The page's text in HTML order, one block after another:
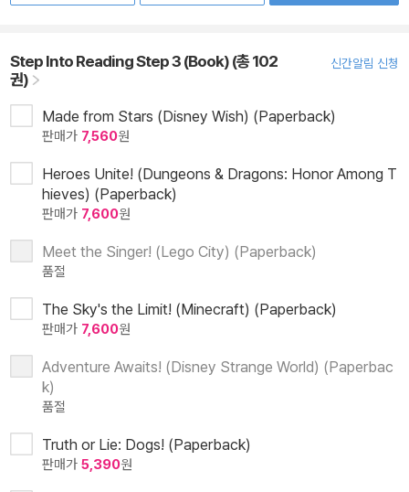
Step Into Reading Step 3 (Book) (총 102
권)
신간알림 신청
Made from Stars (Disney Wish) (Paperback)
판매가 7,560원
Heroes Unite! (Dungeons & Dragons: Honor Among T
hieves) (Paperback)
판매가 7,600원
Meet the Singer! (Lego City) (Paperback)
품절
The Sky's the Limit! (Minecraft) (Paperback)
판매가 7,600원
Adventure Awaits! (Disney Strange World) (Paperbac
k)
품절
Truth or Lie: Dogs! (Paperback)
판매가 5,390원